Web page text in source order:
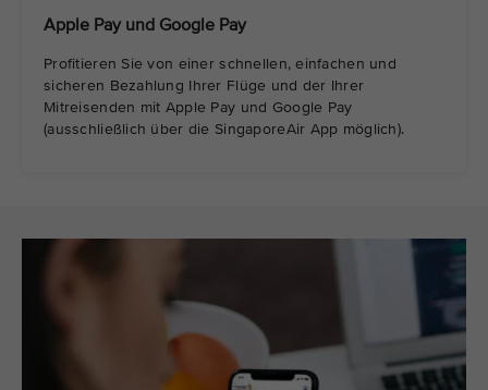
Apple Pay und Google Pay
Profitieren Sie von einer schnellen, einfachen und
sicheren Bezahlung Ihrer Flüge und der Ihrer
Mitreisenden mit Apple Pay und Google Pay
(ausschließlich über die SingaporeAir App möglich).